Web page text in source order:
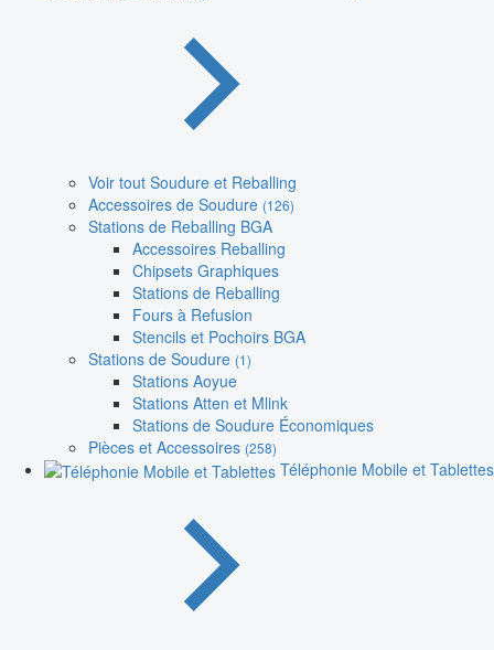
Voir tout Soudure et Reballing
Accessoires de Soudure (126)
Stations de Reballing BGA
Accessoires Reballing
Chipsets Graphiques
Stations de Reballing
Fours à Refusion
Stencils et Pochoirs BGA
Stations de Soudure (1)
Stations Aoyue
Stations Atten et Mlink
Stations de Soudure Économiques
Pièces et Accessoires (258)
Téléphonie Mobile et Tablettes